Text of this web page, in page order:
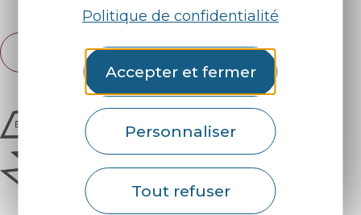
Politique de confidentialité
Accepter et fermer
Personnaliser
Tout refuser
Français
English